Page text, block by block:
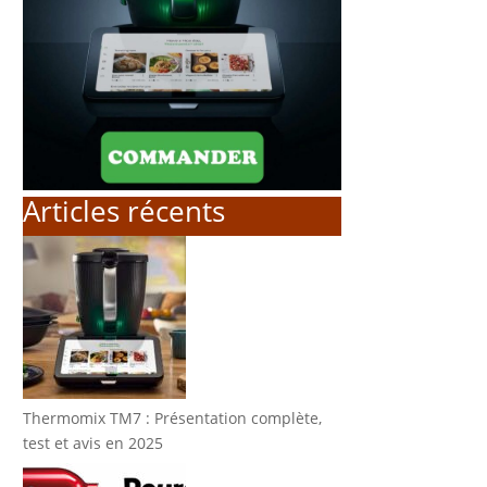
Articles récents
Thermomix TM7 : Présentation complète,
test et avis en 2025